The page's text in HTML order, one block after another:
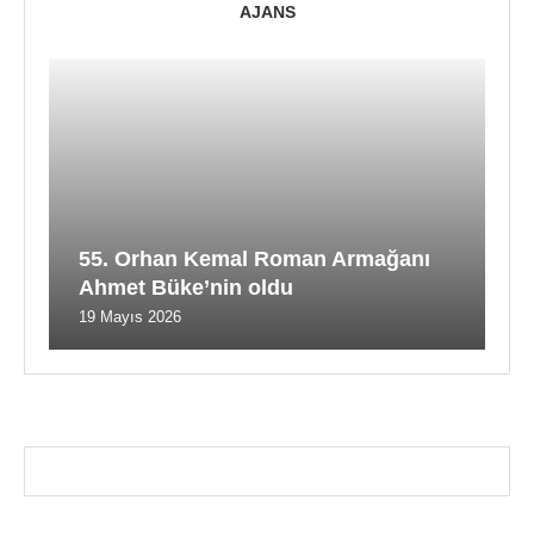
AJANS
55. Orhan Kemal Roman Armağanı
Ahmet Büke’nin oldu
19 Mayıs 2026